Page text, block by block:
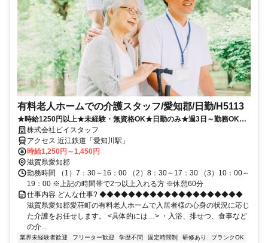
有料老人ホームでの介護スタッフ/愛知郡/日勤/H5113
★時給1250円以上★未経験・無資格OK★日勤のみ★週3日～勤務OK★
資格取得支援あり★
株式会社ビイスタッフ
アクセス 近江鉄道「愛知川駅」
時給1,250円～1,450円
滋賀県愛知郡
勤務時間 （1）7：30～16：00 （2）8：30～17：30 （3）10：00～
19：00 ※上記の時間帯で2つ以上入れる方 ※休憩60分
仕事内容 どんな仕事? ◆◆◆◆◆◆◆◆◆◆◆◆◆◆◆◆◆◆◆◆
滋賀県愛知郡愛荘町の有料老人ホームで入居者様の心身の状況に応じ
た介護をお任せします。 <具体的には…> ・入浴、排せつ、食事など
の介...
業界未経験者歓迎 フリーター歓迎 学歴不問 固定時間制 研修あり
ブランクOK